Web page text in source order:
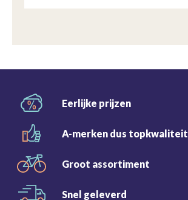
Eerlijke prijzen
A-merken dus topkwaliteit
Groot assortiment
Snel geleverd